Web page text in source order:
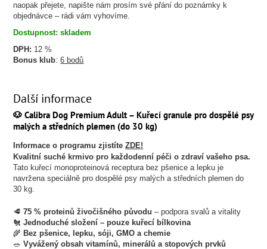
naopak přejete, napište nám prosím své přání do poznámky k
objednávce – rádi vám vyhovíme.
Dostupnost: skladem
DPH: 12 %
Bonus klub:6 bodů
Další informace
🐶 Calibra Dog Premium Adult – Kuřecí granule pro dospělé psy
malých a středních plemen (do 30 kg)
Informace o programu zjistíteZDE!
Kvalitní suché krmivo pro každodenní péči o zdraví vašeho psa.
Tato kuřecí monoproteinová receptura bez pšenice a lepku je
navržena speciálně pro dospělé psy malých a středních plemen do
30 kg.
🥩75 % proteinů živočišného původu – podpora svalů a vitality
🐔Jednoduché složení – pouze kuřecí bílkovina
🌾 Bez pšenice, lepku, sóji, GMO a chemie
🥗Vyvážený obsah vitamínů, minerálů a stopových prvků